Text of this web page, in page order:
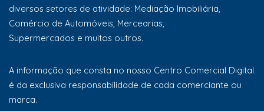
diversos setores de atividade: Mediação Imobiliária,
Comércio de Automóveis, Mercearias,
Supermercados e muitos outros.
A informação que consta no nosso Centro Comercial Digital
é da exclusiva responsabilidade de cada comerciante ou
marca.